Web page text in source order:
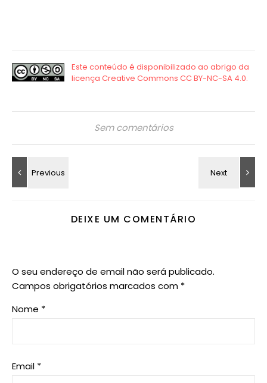
Sem comentários
DEIXE UM COMENTÁRIO
O seu endereço de email não será publicado.
Campos obrigatórios marcados com *
Nome *
Email *